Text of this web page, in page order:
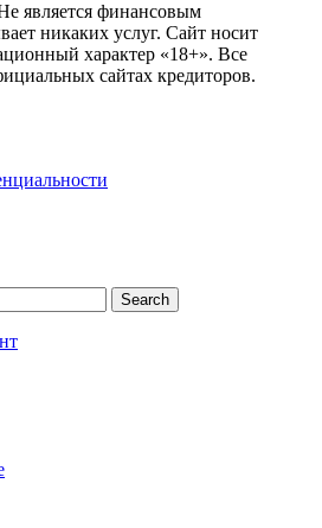
является финансовым
никаких услуг. Сайт носит
характер «18+». Все
сайтах кредиторов.
Search